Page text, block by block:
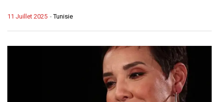
-Tunisie
11 Juillet 2025